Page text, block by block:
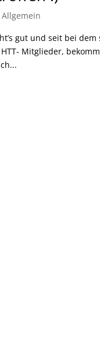
Allgemein
gut und seit bei
Mitglieder,